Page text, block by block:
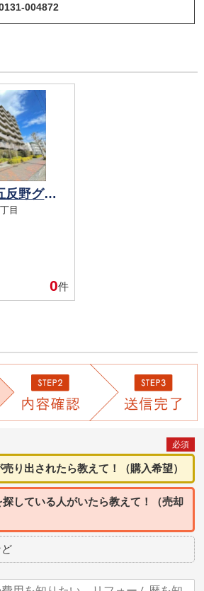
004872
レーベンハイム五反野グランステージ
目
0件
必須
り出されたら教えて！（購入希望）
している人がいたら教えて！（売却